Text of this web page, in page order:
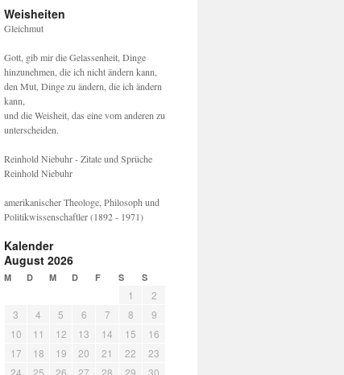
Weisheiten
Gleichmut
Gott, gib mir die Gelassenheit, Dinge
hinzunehmen, die ich nicht ändern kann,
den Mut, Dinge zu ändern, die ich ändern
kann,
und die Weisheit, das eine vom anderen zu
unterscheiden.
Reinhold Niebuhr - Zitate und Sprüche
Reinhold Niebuhr
amerikanischer Theologe, Philosoph und
Politikwissenschaftler (1892 - 1971)
Kalender
August 2026
M D M D F S S
1
2
3
4 5 6 7 8
9
10
11 12 13 14 15
16
17
18 19 20 21 22
23
24
25 26 27 28 29 30